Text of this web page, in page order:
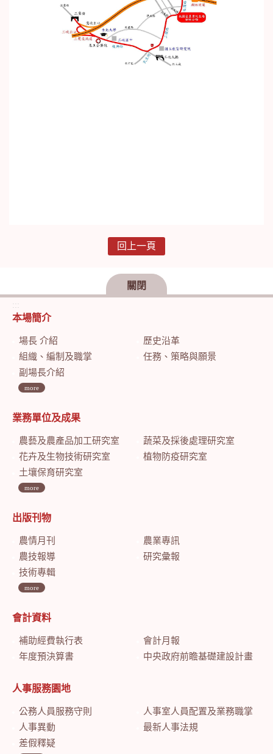
回上一頁
關閉
:::
本場簡介
場長 介紹
歷史沿革
組織、編制及職掌
任務、策略與願景
副場長介紹
more
業務單位及成果
農藝及農產品加工研究室
蔬菜及採後處理研究室
花卉及生物技術研究室
植物防疫研究室
土壤保育研究室
more
出版刊物
農情月刊
農業專訊
農技報導
研究彙報
技術專輯
more
會計資料
補助經費執行表
會計月報
年度預決算書
中央政府前瞻基礎建設計畫特別預算會計月報
人事服務園地
公務人員服務守則
人事室人員配置及業務職掌
人事異動
最新人事法規
差假釋疑